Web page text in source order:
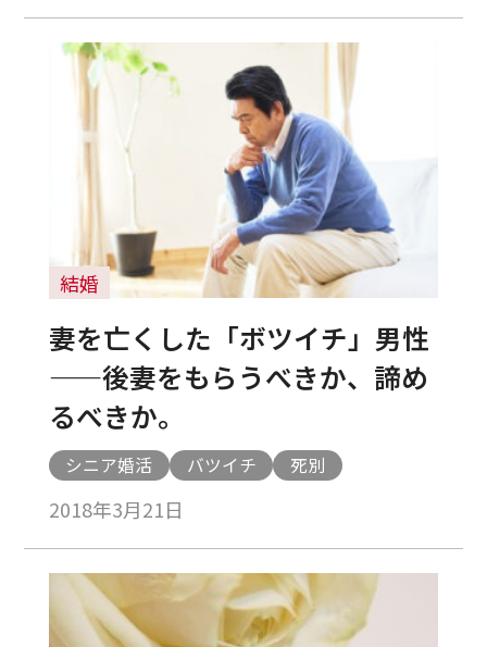
結婚
妻を亡くした「ボツイチ」男性
——後妻をもらうべきか、諦め
るべきか。
シニア婚活 バツイチ 死別
2018年3月21日